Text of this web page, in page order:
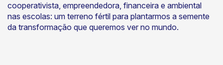
cooperativista, empreendedora, financeira e ambiental
nas escolas: um terreno fértil para plantarmos a semente
da transformação que queremos ver no mundo.